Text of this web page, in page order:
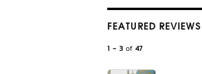
FEATURED REVIEWS
1 - 3 of 47